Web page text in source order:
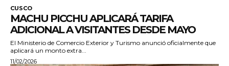
CUSCO
MACHU PICCHU APLICARÁ TARIFA
ADICIONAL A VISITANTES DESDE MAYO
El Ministerio de Comercio Exterior y Turismo anunció oficialmente que
aplicará un monto extra...
11/02/2026